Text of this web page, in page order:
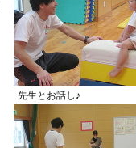
先生とお話し♪